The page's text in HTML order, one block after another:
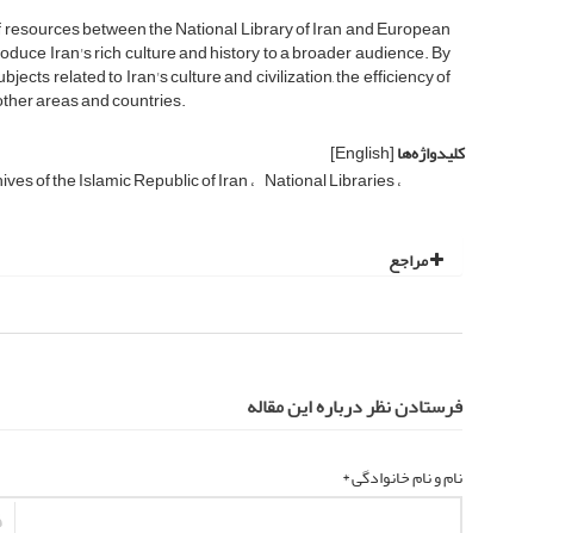
between the National Library of Iran and European
Iran's rich culture and history to a broader audience. By
related to Iran's culture and civilization, the efficiency of
areas and countries.
کلیدواژه‌ها[English]
of the Islamic Republic of Iran National Libraries
مراجع
فرستادن نظر درباره این مقاله
نام و نام خانوادگی *